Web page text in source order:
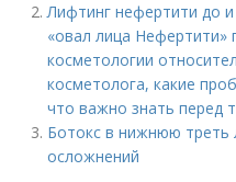
Лифтинг нефертити до
«овал лица Нефертити»
косметологии
косметолога, какие
что важно знать перед
Ботокс в нижнюю треть
осложнений